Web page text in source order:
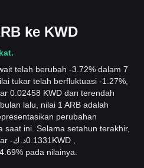
ke KWD
telah berubah -3.72% dalam 7
tukar telah berfluktuasi -1.27%,
0.02458 KWD dan terendah
lalu, nilai 1 ARB adalah
saat ini. Selama setahun terakhir,
-د.ك0.1331 KWD
pada nilainya.